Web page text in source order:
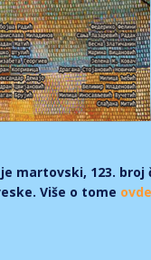
martovski, 123. broj
Više o tome ovde